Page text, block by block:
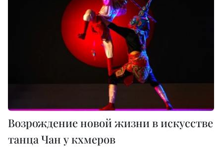
Возрождение новой жизни в искусстве
танца Чан у кхмеров